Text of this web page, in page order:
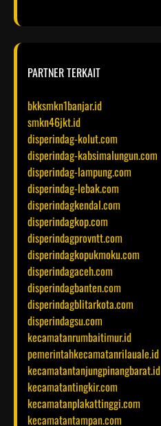
PARTNER TERKAIT
bkksmkn1banjar.id
smkn46jkt.id
disperindag-kolut.com
disperindag-kabsimalungun.com
disperindag-lampung.com
disperindag-lebak.com
disperindagkendal.com
disperindagkop.com
disperindagprovntt.com
disperindagkopukmoku.com
disperindagaceh.com
disperindagbanten.com
disperindagblitarkota.com
disperindagsu.com
kecamatanrumbaitimur.id
pemerintahkecamatanrilauale.id
kecamatantanjungpinangbarat.id
kecamatantingkir.com
kecamatanplakattinggi.com
kecamatantampan.com